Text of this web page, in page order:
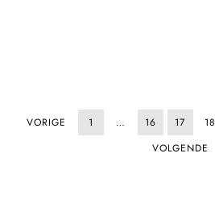
VORIGE 1 … 16 17 18
VOLGENDE